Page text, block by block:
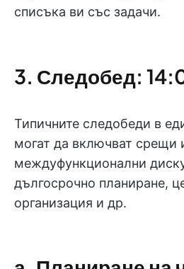
списъка ви със задачи.
3. Следобед:
Типичните следобеди в
могат да включват срещи
междуфункционални
дългосрочно планиране,
организация и др.